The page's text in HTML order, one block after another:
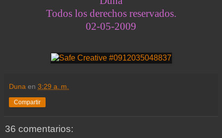
Todos los derechos reservados.
02-05-2009
Duna en 3:29 a. m.
Compartir
36 comentarios: